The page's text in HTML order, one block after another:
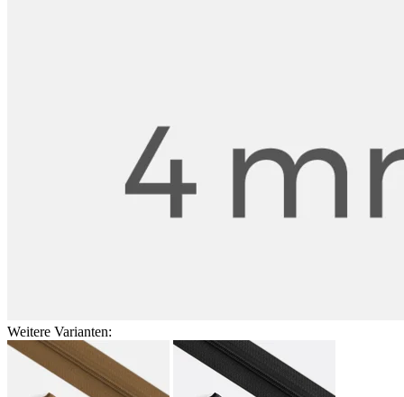
Weitere Varianten: